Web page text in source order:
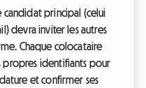
candidat principal (celui
devra inviter les autres
Chaque colocataire
propres identifiants pour
et confirmer ses